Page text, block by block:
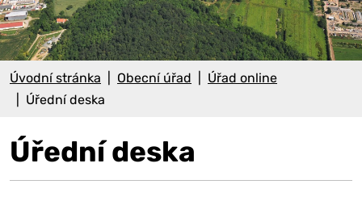
Úvodní stránka Obecní úřad
Úřad online
Úřední deska
Úřední deska